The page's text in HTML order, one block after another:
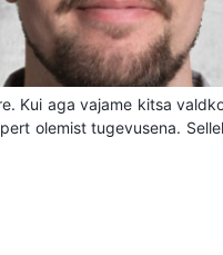
Kui aga vajame kitsa
olemist tugevusena.